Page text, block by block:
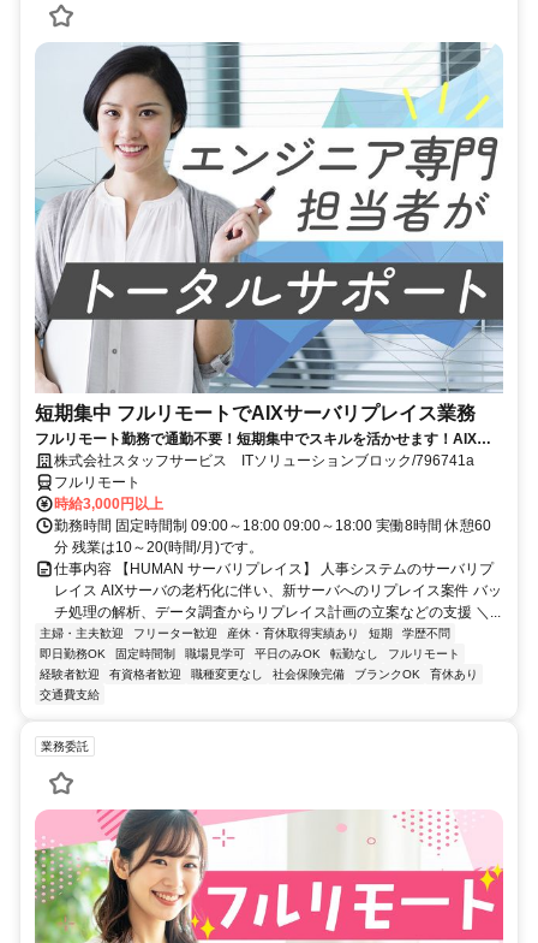
短期集中 フルリモートでAIXサーバリプレイス業務
フルリモート勤務で通勤不要！短期集中でスキルを活かせます！AIXの
経験を積むチャンス！
株式会社スタッフサービス ITソリューションブロック/796741a
フルリモート
時給3,000円以上
勤務時間 固定時間制 09:00～18:00 09:00～18:00 実働8時間 休憩60
分 残業は10～20(時間/月)です。
仕事内容 【HUMAN サーバリプレイス】 人事システムのサーバリプ
レイス AIXサーバの老朽化に伴い、新サーバへのリプレイス案件 バッ
チ処理の解析、データ調査からリプレイス計画の立案などの支援 ＼...
主婦・主夫歓迎 フリーター歓迎 産休・育休取得実績あり 短期
学歴不問
即日勤務OK
固定時間制 職場見学可 平日のみOK 転勤なし
フルリモート
経験者歓迎
有資格者歓迎 職種変更なし 社会保険完備 ブランクOK
育休あり
交通費支給
業務委託